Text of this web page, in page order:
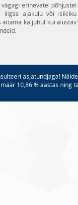
erinevatel põhjustel
liigse ajakulu või isikliku
ka juhul kui alustav
asjatundjaga!
10,86 % aastas